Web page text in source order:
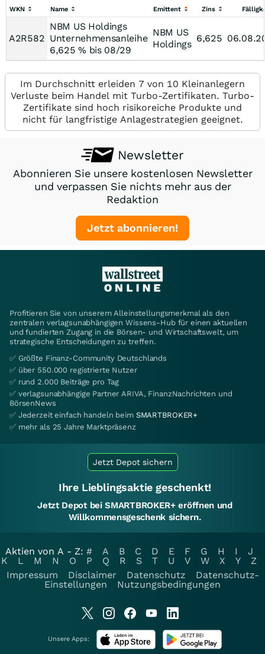
WKN Name Emittent Zins
A2R582
NBM US Holdings
Unternehmensanleihe
6,625 % bis 08/29
NBM US
Holdings
6,625
Im Durchschnitt erleiden 7 von 10 Kleinanlegern
Verluste beim Handel mit Turbo-Zertifikaten. Turbo-
Zertifikate sind hoch risikoreiche Produkte und
nicht für langfristige Anlagestrategien geeignet.
Newsletter
Abonnieren Sie unsere kostenlosen Newsletter
und verpassen Sie nichts mehr aus der
Redaktion
Jetzt abonnieren!
Profitieren Sie von unserem Alleinstellungsmerkmal als den
zentralen verlagsunabhängigen Wissens-Hub für einen aktuellen
und fundierten Zugang in die Börsen- und Wirtschaftswelt, um
strategische Entscheidungen zu treffen.
✅ Größte Finanz-Community Deutschlands
✅ über 550.000 registrierte Nutzer
✅ rund 2.000 Beiträge pro Tag
✅ verlagsunabhängige Partner ARIVA, FinanzNachrichten und
BörsenNews
✅ Jederzeit einfach handeln beim SMARTBROKER+
✅ mehr als 25 Jahre Marktpräsenz
Jetzt Depot sichern
Ihre Lieblingsaktie geschenkt!
Jetzt Depot bei SMARTBROKER+ eröffnen und
Willkommensgeschenk sichern.
Aktien von A - Z: # A B C D E F G H I
J
K
L M N O P Q R S T U V W X Y
Z
Impressum
Disclaimer Datenschutz
Datenschutz-
Einstellungen
Nutzungsbedingungen
Unsere Apps: